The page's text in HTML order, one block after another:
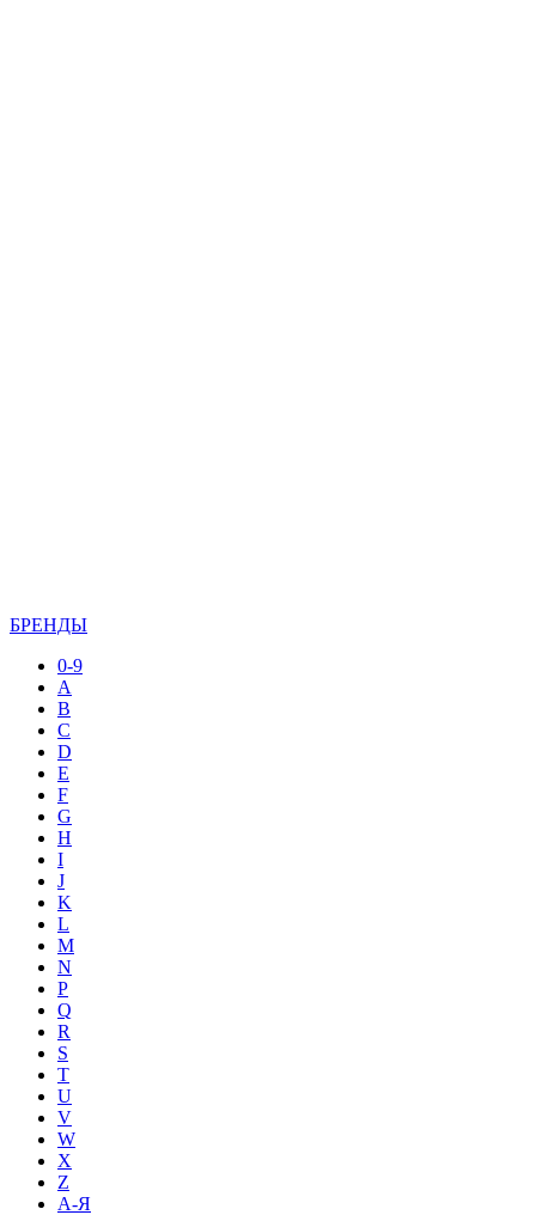
БРЕНДЫ
0-9
A
B
C
D
E
F
G
H
I
J
K
L
M
N
P
Q
R
S
T
U
V
W
X
Z
А-Я